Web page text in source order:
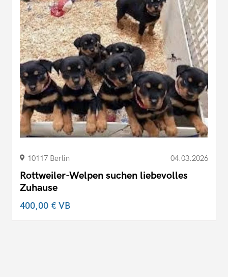
10117 Berlin 04.03.2026
Rottweiler-Welpen suchen liebevolles
Zuhause
400,00 €VB